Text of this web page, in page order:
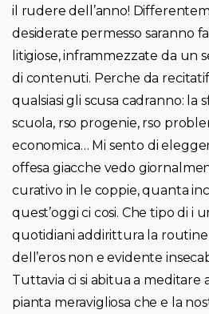
il rudere dell’anno!
desiderate permesso saranno
litigiose, inframmezzate da un
di contenuti. Perche da
qualsiasi gli scusa cadranno: la
scuola, rso progenie, rso
economica… Mi sento di
offesa giacche vedo
curativo in le coppie, quanta
quest’oggi ci cosi. Che tipo di i
quotidiani addirittura la routine
dell’eros non e evidente
Tuttavia ci si abitua a meditare
pianta meravigliosa che e la